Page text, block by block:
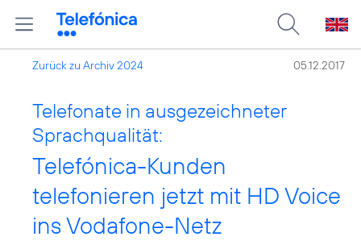
Zurück zu Archiv 2024 05.12.2017
Telefonate in ausgezeichneter
Sprachqualität:
Telefónica-Kunden
telefonieren jetzt mit HD Voice
ins Vodafone-Netz